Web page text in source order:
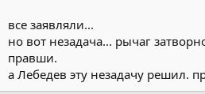
все заявляли...
но вот незадача... рычаг
правши.
а Лебедев эту незадачу решил.